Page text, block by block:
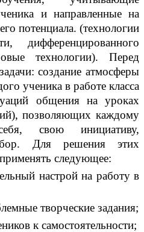
и направленные на
потенциала. (технологии
дифференцированного
технологии). Перед
создание атмосферы
ученика в работе класса
общения на уроках
позволяющих каждому
свою инициативу,
Для решения этих
следующее:
настрой на работу в
творческие задания;
к самостоятельности;